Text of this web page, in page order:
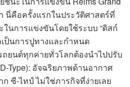
นี่คือครั้งแรกในประวัติศาสตร์ที่
นการแข่งขันโดยใช้ระบบ “ดิสก์
เป็นการปูทางและกำหนด
ยนต์ทุกค่ายทั่วโลกต้องนำไปปรับ
Type): อัจฉริยภาพด้านอากาศ
ซี-ไทป์ ไม่ใช่ภารกิจที่ง่ายเลย